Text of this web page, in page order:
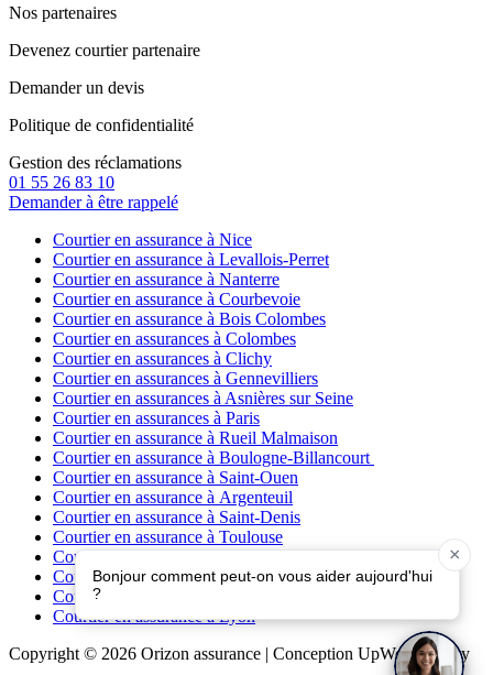
Nos partenaires
Devenez courtier partenaire
Demander un devis
Politique de confidentialité
Gestion des réclamations
01 55 26 83 10
Demander à être rappelé
Courtier en assurance à Nice
Courtier en assurance à Levallois-Perret
Courtier en assurance à Nanterre
Courtier en assurance à Courbevoie
Courtier en assurance à Bois Colombes
Courtier en assurances à Colombes
Courtier en assurances à Clichy
Courtier en assurances à Gennevilliers
Courtier en assurances à Asnières sur Seine
Courtier en assurances à Paris
Courtier en assurance à Rueil Malmaison
Courtier en assurance à Boulogne-Billancourt
Courtier en assurance à Saint-Ouen
Courtier en assurance à Argenteuil
Courtier en assurance à Saint-Denis
Courtier en assurance à Toulouse
Courtier en assurance à Bordeaux
Courtier en assurance à Marseille
Courtier en assurance à Lille
Courtier en assurance à Lyon
Copyright © 2026 Orizon assurance | Conception UpWeb Agency